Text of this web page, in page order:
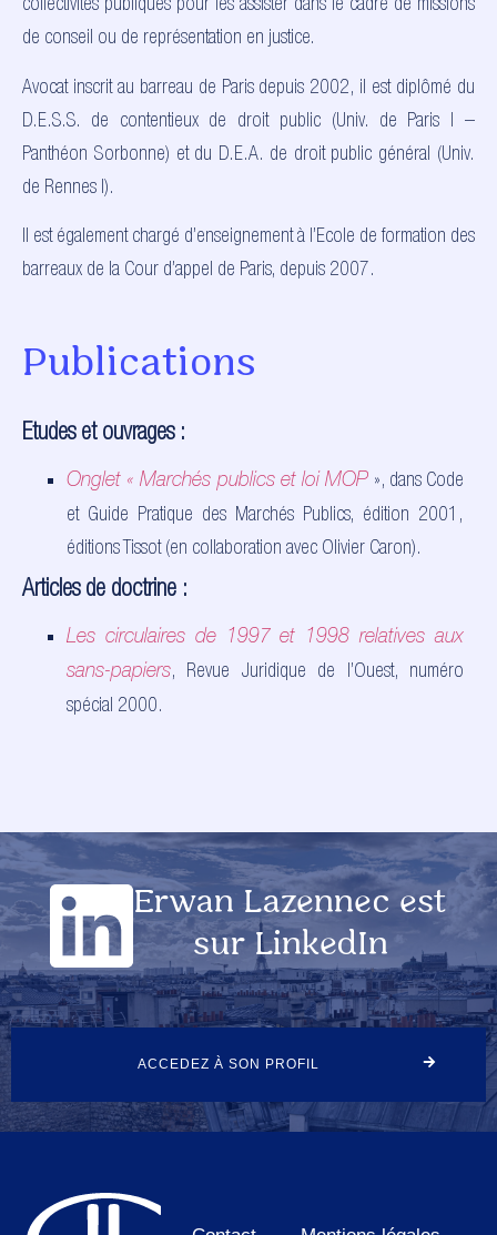
de conseil ou de représentation en justice.
Avocat inscrit au barreau de Paris depuis 2002, il est diplômé du
D.E.S.S. de contentieux de droit public (Univ. de Paris I –
Panthéon Sorbonne) et du D.E.A. de droit public général (Univ.
de Rennes I).
Il est également chargé d’enseignement à l’Ecole de formation des
barreaux de la Cour d’appel de Paris, depuis 2007.
Publications
Etudes et ouvrages :
Onglet « Marchés publics et loi MOP », dans Code
et Guide Pratique des Marchés Publics, édition 2001,
éditions Tissot (en collaboration avec Olivier Caron).
Articles de doctrine :
Les circulaires de 1997 et 1998 relatives aux
sans-papiers , Revue Juridique de l’Ouest, numéro
spécial 2000.
Erwan Lazennec est
sur LinkedIn
ACCEDEZ À SON PROFIL